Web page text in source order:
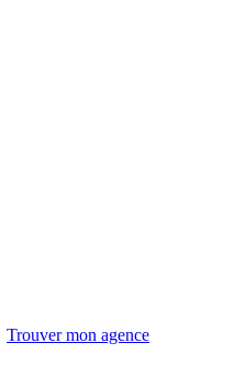
Trouver mon agence